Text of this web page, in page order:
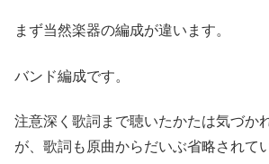
まず当然楽器の編成が違います。
バンド編成です。
注意深く歌詞まで聴いたかたは気づか
が、歌詞も原曲からだいぶ省略されて